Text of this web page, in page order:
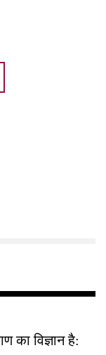
का विज्ञान है: